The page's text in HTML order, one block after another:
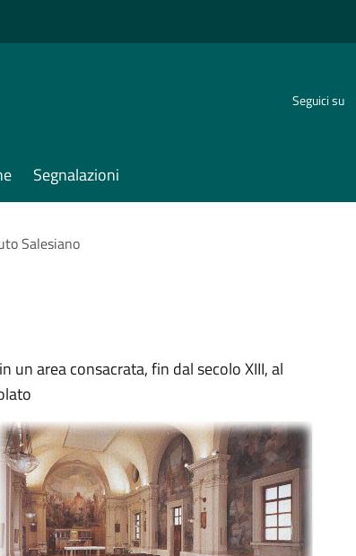
Seguici su
Segnalazioni
Salesiano
un area consacrata, fin dal secolo XIII, al